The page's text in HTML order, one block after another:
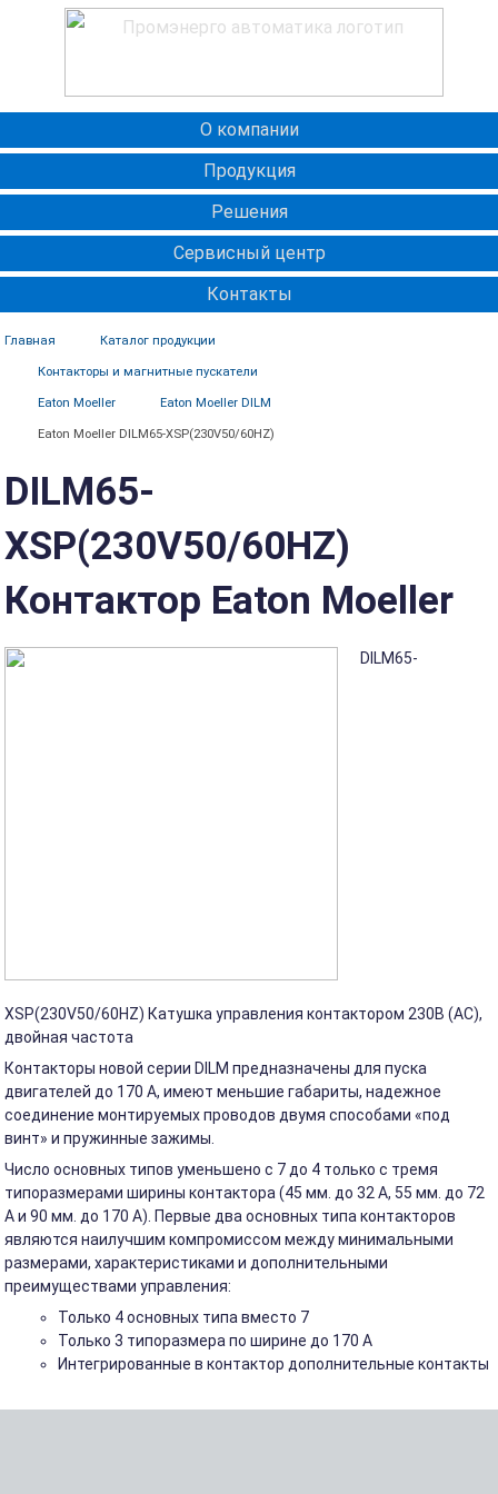
О компании
Продукция
Решения
Сервисный центр
Контакты
Главная Каталог продукции
Контакторы и магнитные пускатели
Eaton Moeller Eaton Moeller DILM
Eaton Moeller DILM65-XSP(230V50/60HZ)
DILM65-
XSP(230V50/60HZ)
Контактор Eaton Moeller
DILM65-
XSP(230V50/60HZ) Катушка управления контактором 230В (AC),
двойная частота
Контакторы новой серии DILM предназначены для пуска
двигателей до 170 А, имеют меньшие габариты, надежное
соединение монтируемых проводов двумя способами «под
винт» и пружинные зажимы.
Число основных типов уменьшено с 7 до 4 только с тремя
типоразмерами ширины контактора (45 мм. до 32 A, 55 мм. до 72
A и 90 мм. до 170 A). Первые два основных типа контакторов
являются наилучшим компромиссом между минимальными
размерами, характеристиками и дополнительными
преимуществами управления:
Только 4 основных типа вместо 7
Только 3 типоразмера по ширине до 170 A
Интегрированные в контактор дополнительные контакты